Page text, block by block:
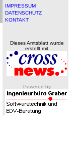
IMPRESSUM
DATENSCHUTZ
KONTAKT
Dieses Amtsblatt wurde
erstellt mit
Powered by